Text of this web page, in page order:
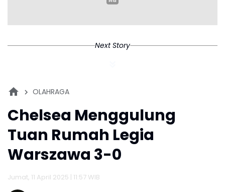
Next Story
OLAHRAGA
Chelsea Menggulung
Tuan Rumah Legia
Warszawa 3-0
Jumat, 11 April 2025 | 11:57 WIB